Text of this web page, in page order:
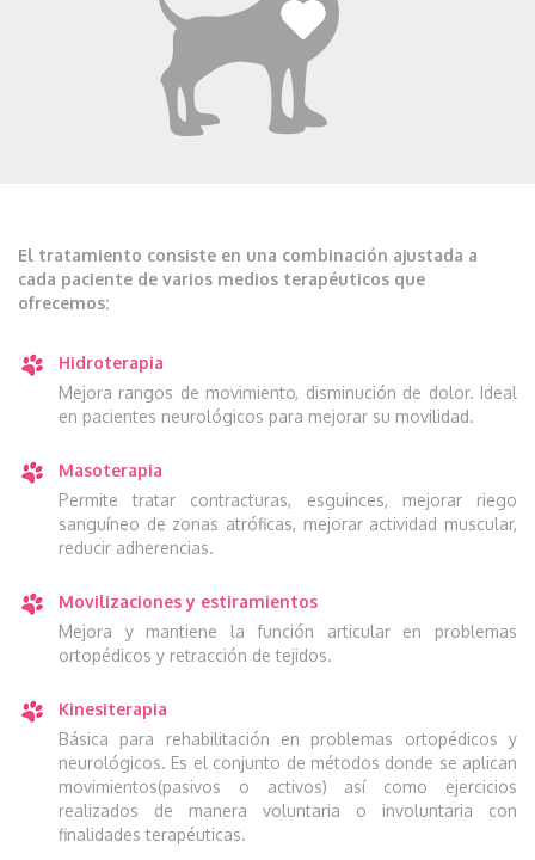
El tratamiento consiste en una combinación ajustada a
cada paciente de varios medios terapéuticos que
ofrecemos:
Hidroterapia
Mejora rangos de movimiento, disminución de dolor. Ideal
en pacientes neurológicos para mejorar su movilidad.
Masoterapia
Permite tratar contracturas, esguinces, mejorar riego
sanguíneo de zonas atróficas, mejorar actividad muscular,
reducir adherencias.
Movilizaciones y estiramientos
Mejora y mantiene la función articular en problemas
ortopédicos y retracción de tejidos.
Kinesiterapia
Básica para rehabilitación en problemas ortopédicos y
neurológicos. Es el conjunto de métodos donde se aplican
movimientos(pasivos o activos) así como ejercicios
realizados de manera voluntaria o involuntaria con
finalidades terapéuticas.